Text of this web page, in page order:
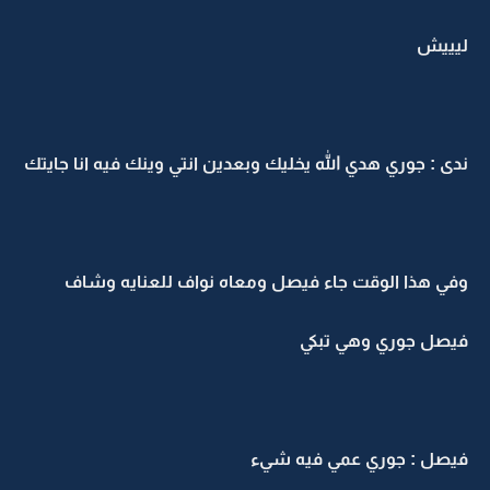
ليييش
ندى : جوري هدي الله يخليك وبعدين انتي وينك فيه انا جايتك
وفي هذا الوقت جاء فيصل ومعاه نواف للعنايه وشاف
فيصل جوري وهي تبكي
فيصل : جوري عمي فيه شيء